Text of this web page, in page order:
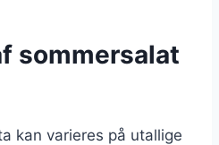
sommersalat
kan varieres på utallige